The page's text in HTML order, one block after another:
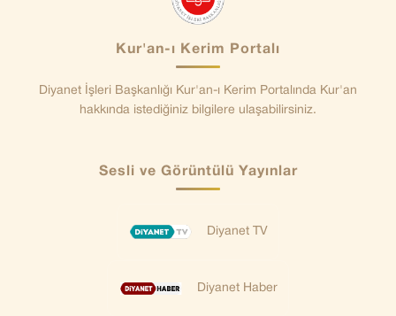
Kur'an-ı Kerim Portalı
Diyanet İşleri Başkanlığı Kur'an-ı Kerim Portalında Kur'an
hakkında istediğiniz bilgilere ulaşabilirsiniz.
Sesli ve Görüntülü Yayınlar
Diyanet TV
Diyanet Haber